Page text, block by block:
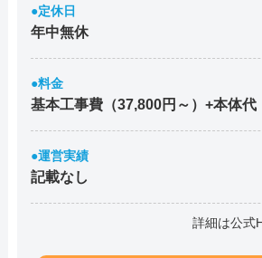
●定休日
年中無休
●料金
基本工事費（37,800円～）+本体代
●運営実績
記載なし
詳細は公式